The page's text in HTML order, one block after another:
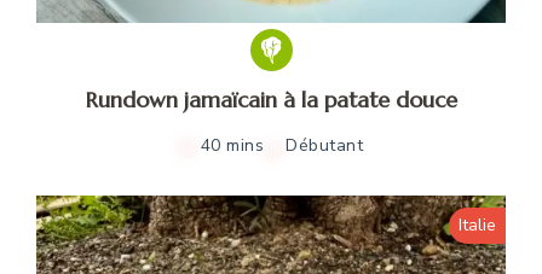
Rundown jamaïcain à la patate douce
40 mins Débutant
Italie